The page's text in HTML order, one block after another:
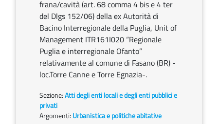
frana/cavità (art. 68 comma 4 bis e 4 ter
del Dlgs 152/06) della ex Autorità di
Bacino Interregionale della Puglia, Unit of
Management ITR161I020 “Regionale
Puglia e interregionale Ofanto”
relativamente al comune di Fasano (BR) -
loc.Torre Canne e Torre Egnazia-.
Sezione:Atti degli enti locali e degli enti pubblici e
privati
Argomenti: Urbanistica e politiche abitative